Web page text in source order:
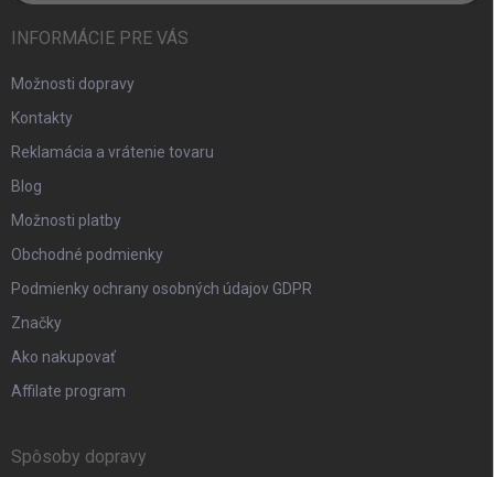
INFORMÁCIE PRE VÁS
Možnosti dopravy
Kontakty
Reklamácia a vrátenie tovaru
Blog
Možnosti platby
Obchodné podmienky
Podmienky ochrany osobných údajov GDPR
Značky
Ako nakupovať
Affilate program
Spôsoby dopravy